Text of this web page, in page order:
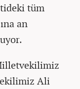
tüm
an
Ali